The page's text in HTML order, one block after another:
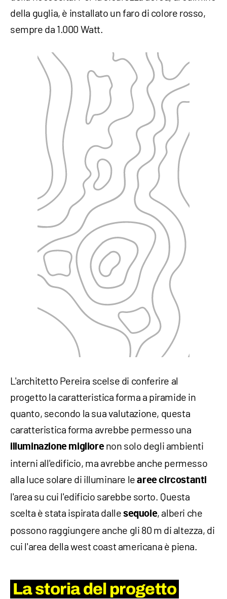
della guglia, è installato un faro di colore rosso,
sempre da 1.000 Watt.
L'architetto Pereira scelse di conferire al
progetto la caratteristica forma a piramide in
quanto, secondo la sua valutazione, questa
caratteristica forma avrebbe permesso una
illuminazione migliorenon solo degli ambienti
interni all'edificio, ma avrebbe anche permesso
alla luce solare di illuminare learee circostanti
l'area su cui l'edificio sarebbe sorto. Questa
scelta è stata ispirata dallesequoie, alberi che
possono raggiungere anche gli 80 m di altezza, di
cui l'area della west coast americana è piena.
La storia del progetto